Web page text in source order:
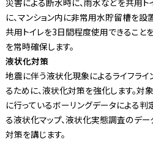
災害による断水時に、雨水などを共用
に、マンション内に非常用水貯留槽を設
共用トイレを3日間程度使用できるこ
を常時確保します。
液状化対策
地震に伴う液状化現象によるライフラ
るために、液状化対策を強化します。対
に行っているボーリングデータによる
る液状化マップ、液状化実態調査のデ
対策を講じます。